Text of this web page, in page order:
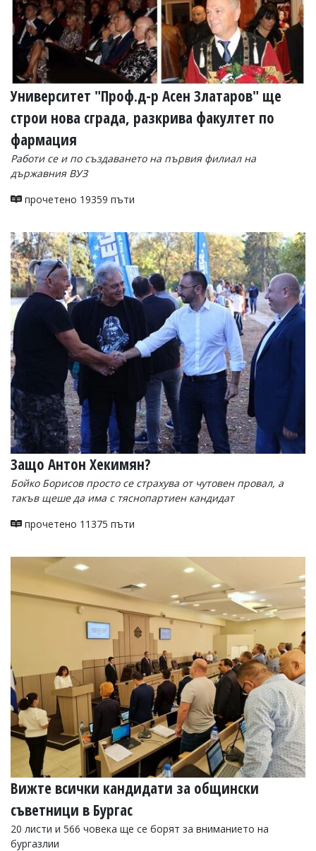
Университет "Проф.д-р Асен Златаров" ще
строи нова сграда, разкрива факултет по
фармация
Работи се и по създаването на първия филиал на
държавния ВУЗ
прочетено 19359 пъти
Защо Антон Хекимян?
Бойко Борисов просто се страхува от чутовен провал, а
такъв щеше да има с тяснопартиен кандидат
прочетено 11375 пъти
Вижте всички кандидати за общински
съветници в Бургас
20 листи и 566 човека ще се борят за вниманието на
бургазлии